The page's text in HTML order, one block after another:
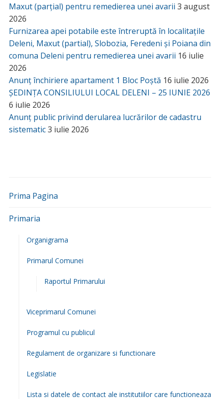
Maxut (parțial) pentru remedierea unei avarii 3 august
2026
Furnizarea apei potabile este întreruptă în localitațile
Deleni, Maxut (partial), Slobozia, Feredeni și Poiana din
comuna Deleni pentru remedierea unei avarii 16 iulie
2026
Anunț închiriere apartament 1 Bloc Poștă 16 iulie 2026
ȘEDINȚA CONSILIULUI LOCAL DELENI – 25 IUNIE 2026
6 iulie 2026
Anunț public privind derularea lucrărilor de cadastru
sistematic3 iulie 2026
Prima Pagina
Primaria
Organigrama
Primarul Comunei
Raportul Primarului
Viceprimarul Comunei
Programul cu publicul
Regulament de organizare si functionare
Legislatie
Lista si datele de contact ale institutiilor care functioneaza